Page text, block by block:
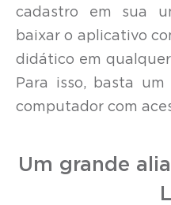
cadastro em sua
baixar o aplicativo
didático em
Para isso, basta
computador com
Um grande